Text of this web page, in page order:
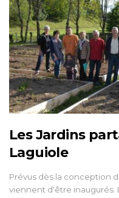
Les Jardins
Laguiole
Prévus dès la conception
viennent d'être inaugurés.